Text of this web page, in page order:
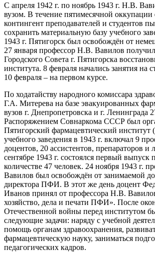
С апреля 1942 г. по ноябрь 1943 г. Н.В.
вузом. В течение пятимесячной оккупации
контингент преподавателей и студентов
сохранить материальную базу учебного
1943 г. Пятигорск был освобождён от
27 января профессор Н.В. Вавилов
Городского Совета г. Пятигорска
института. 8 февраля начались занятия на
10 февраля – на первом курсе.
По ходатайству народного комиссара
Г.А. Митерева на базе эвакуированных
вузов г. Днепропетровска и г. Ленинграда
Распоряжением Совнаркома СССР был
Пятигорский фармацевтический
учебного заведения в 1943 г. включал 9
доцентов, 20 ассистентов, препараторов и
сентябре 1943 г. состоялся первый
количестве 47 человек. 24 ноября 1943 г.
Вавилов был освобождён от занимаемой
директора ПФИ. В этот же день доцент
Иванов принял от профессора Н.В.
хозяйство, дела и печати ПФИ». После
Отечественной войны перед институтом
следующие задачи: наряду с учебной
помощь органам здравоохранения,
фармацевтическую науку, заниматься
педагогических кадров.